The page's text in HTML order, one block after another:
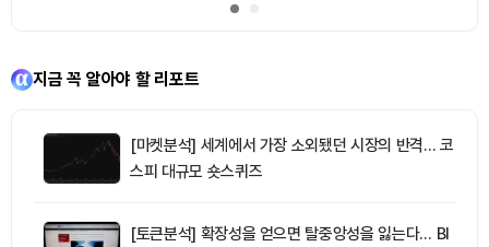
지금 꼭 알아야 할 리포트
[마켓분석] 세계에서 가장 소외됐던 시장의 반격… 코
스피 대규모 숏스퀴즈
[토큰분석] 확장성을 얻으면 탈중앙성을 잃는다… BI